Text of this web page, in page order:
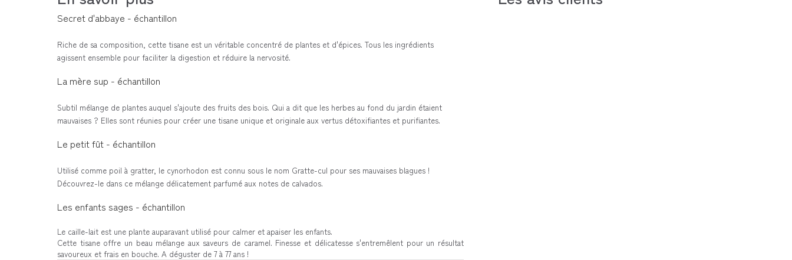
Secret d'abbaye - échantillon
Riche de sa composition, cette tisane est un véritable concentré de plantes et d'épices. Tous les ingrédients
agissent ensemble pour faciliter la digestion et réduire la nervosité.
La mère sup - échantillon
Subtil mélange de plantes auquel s'ajoute des fruits des bois. Qui a dit que les herbes au fond du jardin étaient
mauvaises ? Elles sont réunies pour créer une tisane unique et originale aux vertus détoxifiantes et purifiantes.
Le petit fût - échantillon
Utilisé comme poil à gratter, le cynorhodon est connu sous le nom Gratte-cul pour ses mauvaises blagues !
Découvrez-le dans ce mélange délicatement parfumé aux notes de calvados.
Les enfants sages - échantillon
Le caille-lait est une plante auparavant utilisé pour calmer et apaiser les enfants.
Cette tisane offre un beau mélange aux saveurs de caramel. Finesse et délicatesse s'entremêlent pour un résultat
savoureux et frais en bouche. A déguster de 7 à 77 ans !